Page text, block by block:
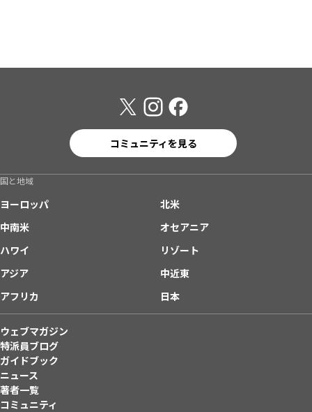
コミュニティを見る
国と地域
ヨーロッパ
北米
中南米
オセアニア
ハワイ
リゾート
アジア
中近東
アフリカ
日本
ウェブマガジン
特派員ブログ
ガイドブック
ニュース
著者一覧
コミュニティ